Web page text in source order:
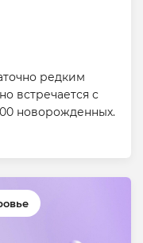
редким
встречается с
новорожденных.